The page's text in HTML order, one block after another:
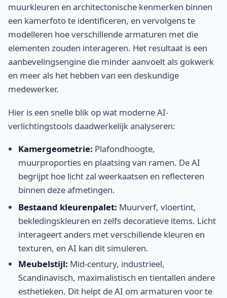
muurkleuren en architectonische kenmerken binnen
een kamerfoto te identificeren, en vervolgens te
modelleren hoe verschillende armaturen met die
elementen zouden interageren. Het resultaat is een
aanbevelingsengine die minder aanvoelt als gokwerk
en meer als het hebben van een deskundige
medewerker.
Hier is een snelle blik op wat moderne AI-
verlichtingstools daadwerkelijk analyseren:
Kamergeometrie: Plafondhoogte,
muurproporties en plaatsing van ramen. De AI
begrijpt hoe licht zal weerkaatsen en reflecteren
binnen deze afmetingen.
Bestaand kleurenpalet: Muurverf, vloertint,
bekledingskleuren en zelfs decoratieve items. Licht
interageert anders met verschillende kleuren en
texturen, en AI kan dit simuleren.
Meubelstijl: Mid-century, industrieel,
Scandinavisch, maximalistisch en tientallen andere
esthetieken. Dit helpt de AI om armaturen voor te